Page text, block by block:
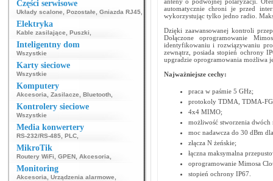
Części serwisowe
Układy scalone Pozostałe Gniazda RJ45
Elektryka
Kable zasilające Puszki
Inteligentny dom
Wszystkie
Karty sieciowe
Wszystkie
Komputery
Akcesoria Zasilacze Bluetooth
Kontrolery sieciowe
Wszystkie
Media konwertery
RS-232/RS-485 PLC
MikroTik
Routery WiFi GPEN Akcesoria
Monitoring
Akcesoria Urządzenia alarmowe
automatycznie chroni je przed
wykorzystując tylko jedno radio.
Dzięki zaawansowanej kontroli
Dołączone oprogramowanie
identyfikowaniu i rozwiązywaniu
zewnątrz, posiada stopień ochrony
upgradzie oprogramowania możliwa
Najważniejsze cechy:
praca w paśmie 5 GHz;
protokoly TDMA, TDMA-
4x4 MIMO;
możliwość stworzenia dwóch
moc nadawcza do 30 dBm
złącza N żeńskie;
łączna maksymalna
oprogramowanie Mimosa
stopień ochrony IP67.